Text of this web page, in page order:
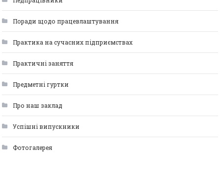
Поради щодо працевлаштування
Практика на сучасних підприємствах
Практичні заняття
Предметні гуртки
Про наш заклад
Успішні випускники
Фотогалерея